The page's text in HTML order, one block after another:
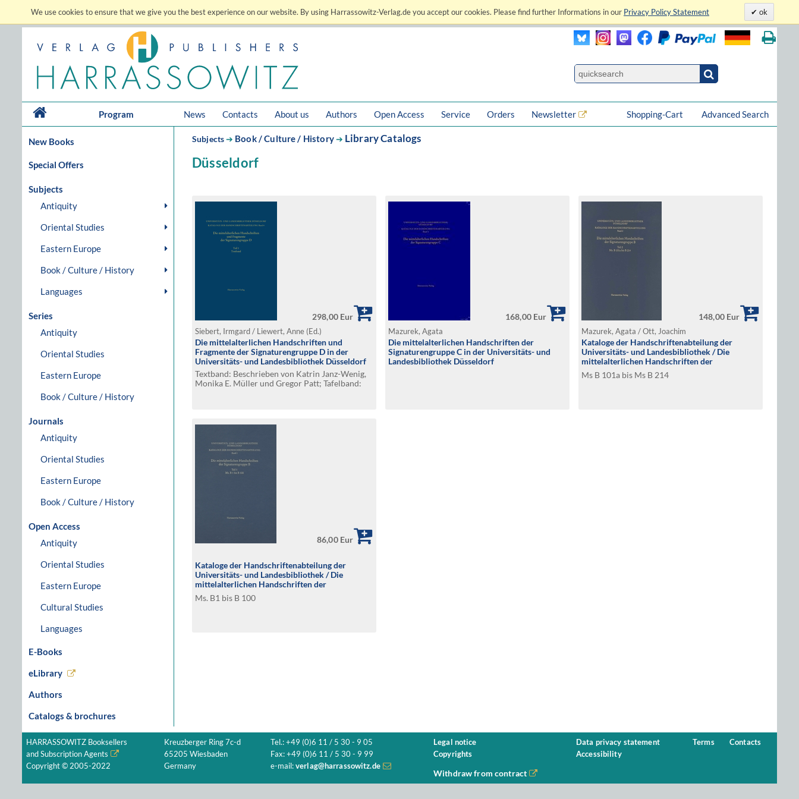
We use cookies to ensure that we give you the best experience on our website. By using Harrassowitz-Verlag.de you accept our cookies. Please find further Informations in our Privacy Policy Statement ok
Program News Contacts About us Authors Open Access Service Orders Newsletter Advanced Search
Shopping-Cart
New Books
Special Offers
Subjects
Antiquity
Oriental Studies
Eastern Europe
Book / Culture / History
Languages
Series
Antiquity
Oriental Studies
Eastern Europe
Book / Culture / History
Journals
Antiquity
Oriental Studies
Eastern Europe
Book / Culture / History
Open Access
Antiquity
Oriental Studies
Eastern Europe
Cultural Studies
Languages
E-Books
eLibrary
Authors
Catalogs & brochures
Subjects➔ Book / Culture / History➔ Library Catalogs
Düsseldorf
298,00 Eur
Siebert, Irmgard / Liewert, Anne (Ed.)
Die mittelalterlichen Handschriften und
Fragmente der Signaturengruppe D in der
Universitäts- und Landesbibliothek Düsseldorf
Textband: Beschrieben von Katrin Janz-Wenig,
Monika E. Müller und Gregor Patt; Tafelband:
168,00 Eur
Mazurek, Agata
Die mittelalterlichen Handschriften der
Signaturengruppe C in der Universitäts- und
Landesbibliothek Düsseldorf
148,00 Eur
Mazurek, Agata / Ott, Joachim
Kataloge der Handschriftenabteilung der
Universitäts- und Landesbibliothek / Die
mittelalterlichen Handschriften der
Signaturengruppe B
Ms B 101a bis Ms B 214
86,00 Eur
Kataloge der Handschriftenabteilung der
Universitäts- und Landesbibliothek / Die
mittelalterlichen Handschriften der
Signaturengruppe der Universitäts- und
Landesbibliothek Düsseldorf
Ms. B1 bis B 100
HARRASSOWITZ Booksellers
and Subscription Agents
Copyright © 2005-2022
Kreuzberger Ring 7c-d
65205 Wiesbaden
Germany
Tel.: +49 (0)6 11 / 5 30 - 9 05
Fax: +49 (0)6 11 / 5 30 - 9 99
e-mail: verlag@harrassowitz.de
Legal notice
Copyrights
Data privacy statement
Accessibility
Terms Contacts
Withdraw from contract